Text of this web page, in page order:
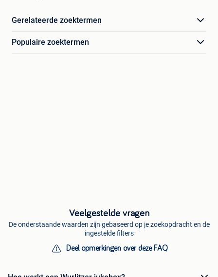
Gerelateerde zoektermen
Populaire zoektermen
Veelgestelde vragen
De onderstaande waarden zijn gebaseerd op je zoekopdracht en de
ingestelde filters
Deel opmerkingen over deze FAQ